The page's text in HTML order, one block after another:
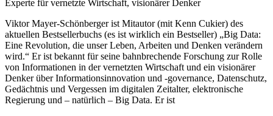
Experte für vernetzte Wirtschaft, visionärer Denker
Viktor Mayer-Schönberger ist Mitautor (mit Kenn Cukier) des
aktuellen Bestsellerbuchs (es ist wirklich ein Bestseller) „Big Data:
Eine Revolution, die unser Leben, Arbeiten und Denken verändern
wird.“ Er ist bekannt für seine bahnbrechende Forschung zur Rolle
von Informationen in der vernetzten Wirtschaft und ein visionärer
Denker über Informationsinnovation und -governance, Datenschutz,
Gedächtnis und Vergessen im digitalen Zeitalter, elektronische
Regierung und – natürlich – Big Data. Er ist